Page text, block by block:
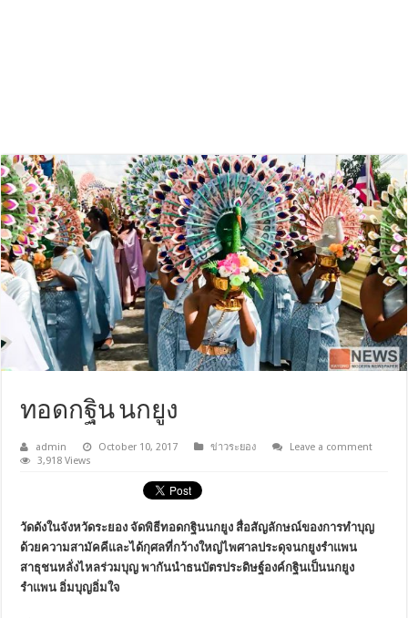
ทอดกฐิน นกยูง
admin October 10, 2017 ข่าวระยอง
Leave a comment
3,918 Views
วัดดังในจังหวัดระยอง จัดพิธีทอดกฐินนกยูง สื่อสัญลักษณ์ของการทำบุญ
ด้วยความสามัคคีและได้กุศลที่กว้างใหญ่ไพศาลประดุจนกยูงรำแพน
สาธุชนหลั่งไหลร่วมบุญ พากันนำธนบัตรประดิษฐ์องค์กฐินเป็นนกยูง
รำแพน อิ่มบุญอิ่มใจ